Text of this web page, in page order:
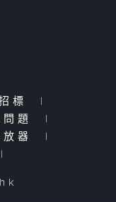
標
|
問題
|
放器
|
|